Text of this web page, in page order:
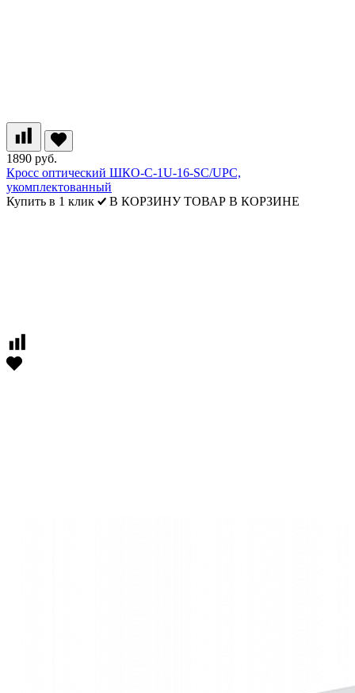
1890 руб.
Кросс оптический ШКО-С-1U-16-SC/UPC,
укомплектованный
Купить в 1 клик
В КОРЗИНУ ТОВАР В КОРЗИНЕ